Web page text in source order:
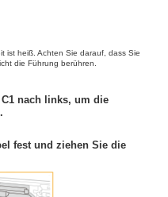
ist heiß. Achten Sie darauf, dass Sie
die Führung berühren.
nach links, um die
fest und ziehen Sie die